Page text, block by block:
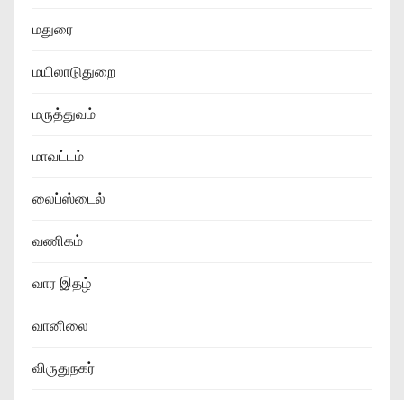
மதுரை
மயிலாடுதுறை
மருத்துவம்
மாவட்டம்
லைப்ஸ்டைல்
வணிகம்
வார இதழ்
வானிலை
விருதுநகர்